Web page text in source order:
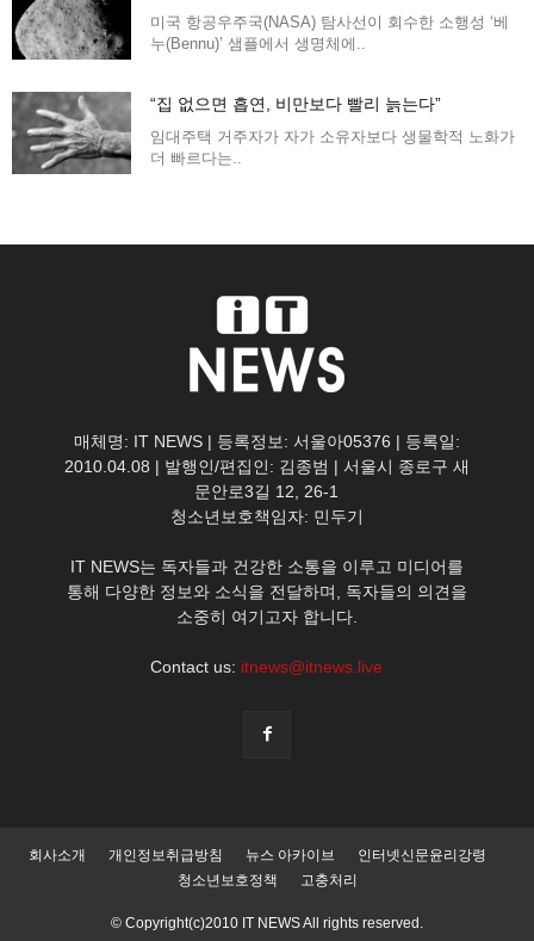
미국 항공우주국(NASA) 탐사선이 회수한 소행성 ‘베
누(Bennu)’ 샘플에서 생명체에..
“집 없으면 흡연, 비만보다 빨리 늙는다”
임대주택 거주자가 자가 소유자보다 생물학적 노화가
더 빠르다는..
매체명: IT NEWS | 등록정보: 서울아05376 | 등록일:
2010.04.08 | 발행인/편집인: 김종범 | 서울시 종로구 새
문안로3길 12, 26-1
청소년보호책임자: 민두기
IT NEWS는 독자들과 건강한 소통을 이루고 미디어를
통해 다양한 정보와 소식을 전달하며, 독자들의 의견을
소중히 여기고자 합니다.
Contact us: itnews@itnews.live
회사소개 개인정보취급방침 뉴스 아카이브
인터넷신문윤리강령
청소년보호정책
고충처리
© Copyright(c)2010 IT NEWS All rights reserved.